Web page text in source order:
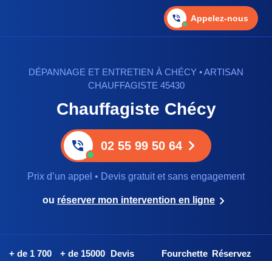
Appelez-nous
DÉPANNAGE ET ENTRETIEN À CHÉCY • ARTISAN
CHAUFFAGISTE 45430
Chauffagiste Chécy
02 55 99 50 64
Prix d’un appel • Devis gratuit et sans engagement
ou réserver mon intervention en ligne
+ de 1 700
+ de 15000
Devis
Fourchette Réservez